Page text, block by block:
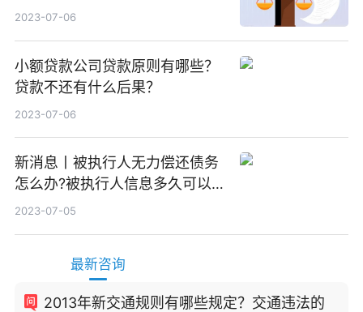
效？
2023-07-06
小额贷款公司贷款原则有哪些？
贷款不还有什么后果？
2023-07-06
新消息丨被执行人无力偿还债务
怎么办?被执行人信息多久可以
消除?
2023-07-05
最新咨询
2013年新交通规则有哪些规定？交通违法的